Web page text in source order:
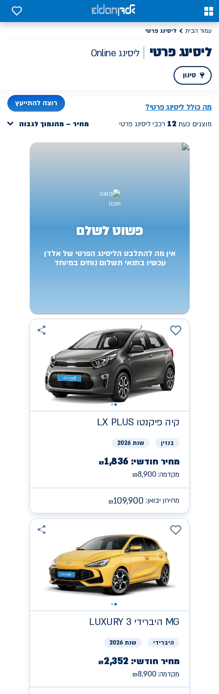
0
0
עמוד הבית ליסינג פרטי
ליסינג פרטי ליסינג Online
סינון
מה כולל ליסינג פרטי? רוצה להתייעץ
מוצגים כעת רכבי ליסינג פרטי מחיר – מהנמוך לגבוה
פשוט לשלם
אין מה להתלבט הליסינג הפרטי של אלדן
עכשיו בתנאי תשלום נוחים במיוחד
קיה LX PLUS פיקנטו
בנזין שנת 2026
מחיר חודשי: ₪1,836
מקדמה: ₪8,900
מחירון יבואן: ₪109,900
MG היברידי LUXURY 3
היברידי שנת 2026
מחיר חודשי: ₪2,352
מקדמה: ₪8,900
ליסינג פרטי משתלם אונליין, דגמים חדשים במחיר מנצח | אלדן